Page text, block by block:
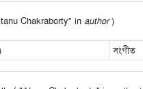
Chakraborty" in author)
সংগীত